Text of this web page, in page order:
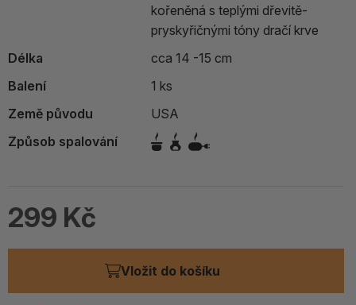
kořeněná s teplými dřevitě-
pryskyřičnými tóny dračí krve
Délka
cca 14 -15 cm
Balení
1 ks
Země původu
USA
Způsob spalování
299 Kč
Vložit do košíku